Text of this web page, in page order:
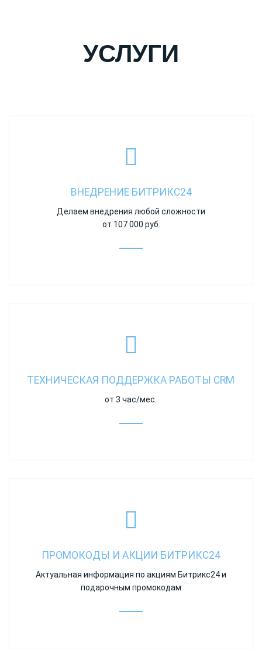
УСЛУГИ
ВНЕДРЕНИЕ БИТРИКС24
Делаем внедрения любой сложности
от 107000 руб.
ТЕХНИЧЕСКАЯ ПОДДЕРЖКА РАБОТЫ CRM
от 3 час/мес.
ПРОМОКОДЫ И АКЦИИ БИТРИКС24
Актуальная информация по акциям Битрикс24 и
подарочным промокодам